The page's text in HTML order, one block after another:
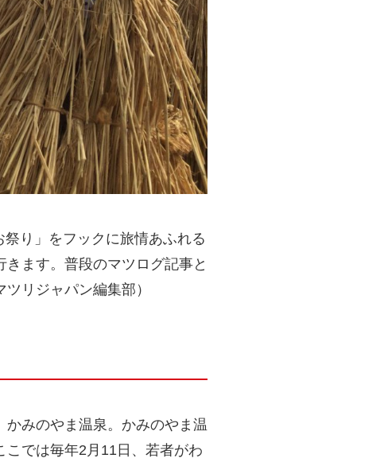
り」をフックに旅情あふれる
ます。普段のマツログ記事と
リジャパン編集部）
みのやま温泉。かみのやま温
では毎年2月11日、若者がわ